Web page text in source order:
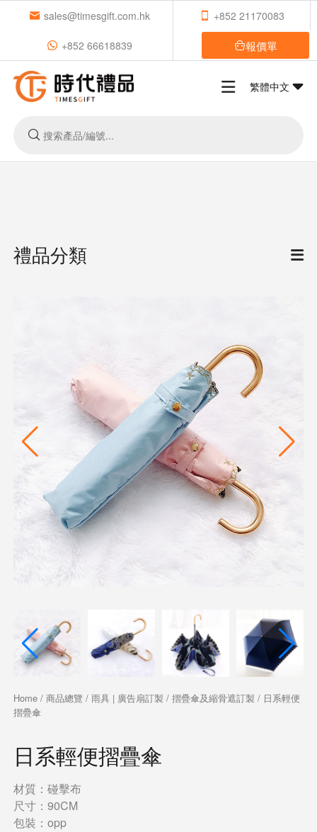
sales@timesgift.com.hk +852 21170083
+852 66618839 報價單
繁體中文
禮品分類
Home/ 商品總覽 / 雨具 | 廣告扇訂製 / 摺疊傘及縮骨遮訂製 / 日系輕便
摺疊傘
日系輕便摺疊傘
材質：碰擊布
尺寸：90CM
包裝：opp